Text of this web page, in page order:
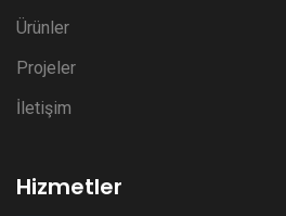
Ürünler
Projeler
İletişim
Hizmetler